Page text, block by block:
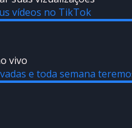
vídeos no TikTok
vivo
e toda semana